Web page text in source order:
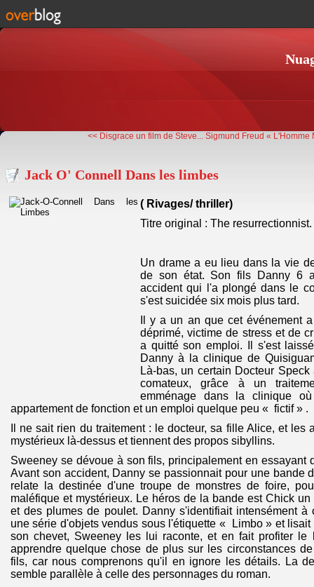
<< Disgrace un film de Steve... Sigmund Freud « L'Homme
Jack O' Connell Dans les limbes
( Rivages/ thriller)
Titre original : The resurrectionnist.
Un drame a eu lieu dans la vie
de son état. Son fils Danny 6
accident qui l'a plongé dans le
s'est suicidée six mois plus tard.
Il y a un an que cet événement
déprimé, victime de stress et de
a quitté son emploi. Il s'est
Danny à la clinique de
Là-bas, un certain Docteur
comateux, grâce à un
emménage dans la clinique
appartement de fonction et un emploi quelque peu « fictif » .
Il ne sait rien du traitement : le docteur, sa fille Alice, et les
mystérieux là-dessus et tiennent des propos sibyllins.
Sweeney se dévoue à son fils, principalement en essayant
Avant son accident, Danny se passionnait pour une bande
relate la destinée d'une troupe de monstres de foire,
maléfique et mystérieux. Le héros de la bande est Chick
et des plumes de poulet. Danny s'identifiait intensément à
une série d'objets vendus sous l'étiquette « Limbo » et
son chevet, Sweeney les lui raconte, et en fait profiter le
apprendre quelque chose de plus sur les circonstances
fils, car nous comprenons qu'il en ignore les détails. La
semble parallèle à celle des personnages du roman.